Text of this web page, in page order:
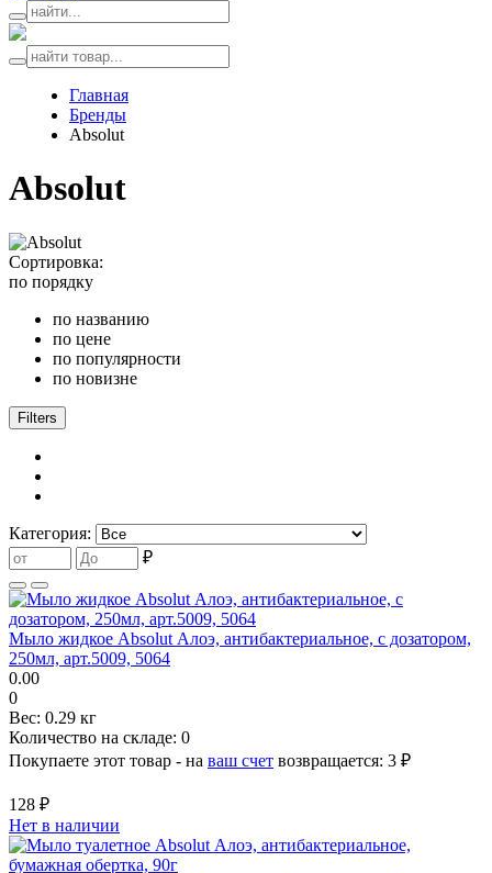
Главная
Бренды
Absolut
Absolut
Сортировка:
по порядку
по названию
по цене
по популярности
по новизне
Filters
Категория:
₽
Мыло жидкое Absolut Алоэ, антибактериальное, с дозатором,
250мл, арт.5009, 5064
0.00
0
Вес: 0.29 кг
Количество на складе: 0
Покупаете этот товар - на ваш счет возвращается: 3 ₽
128 ₽
Нет в наличии